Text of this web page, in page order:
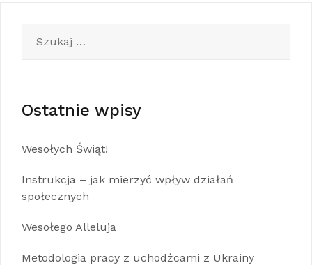
Ostatnie wpisy
Wesołych Świąt!
Instrukcja – jak mierzyć wpływ działań
społecznych
Wesołego Alleluja
Metodologia pracy z uchodźcami z Ukrainy